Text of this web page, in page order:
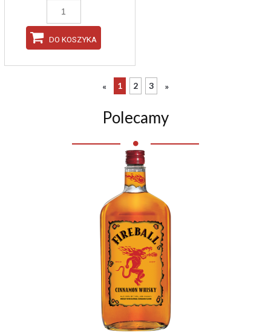
DO KOSZYKA
« 1 2 3 »
Polecamy